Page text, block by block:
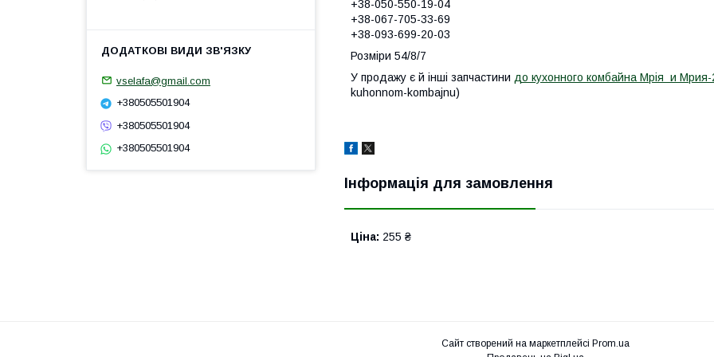
+38-050-550-19-04
+38-067-705-33-69
+38-093-699-20-03
Розміри 54/8/7
У продажу є й інші запчастини до кухонного комбайна Мрія и
kuhonnom-kombajnu)
Інформація для замовлення
Ціна: 255 ₴
vselafa@gmail.com
+380505501904
+380505501904
+380505501904
Сайт створений на маркетплейсі Prom.ua